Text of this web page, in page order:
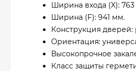
Ширина входа (X):
Ширина (F): 941 мм.
Конструкция дверей:
Ориентация:
Высокопрочное
Класс защиты